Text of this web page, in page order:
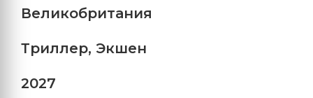
Великобритания
Триллер, Экшен
2027